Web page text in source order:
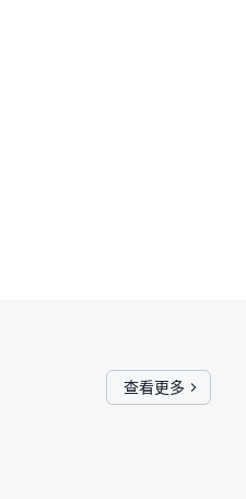
查看更多